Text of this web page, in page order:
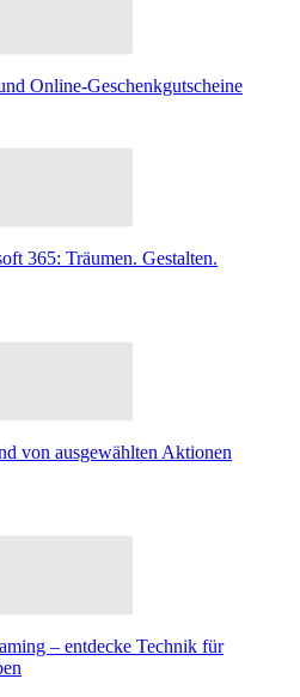
Online-Geschenkgutscheine
365: Träumen. Gestalten.
von ausgewählten Aktionen
– entdecke Technik für